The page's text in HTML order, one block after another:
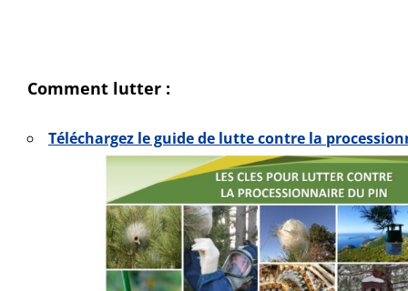
Comment lutter :
Téléchargez le guide de lutte contre la